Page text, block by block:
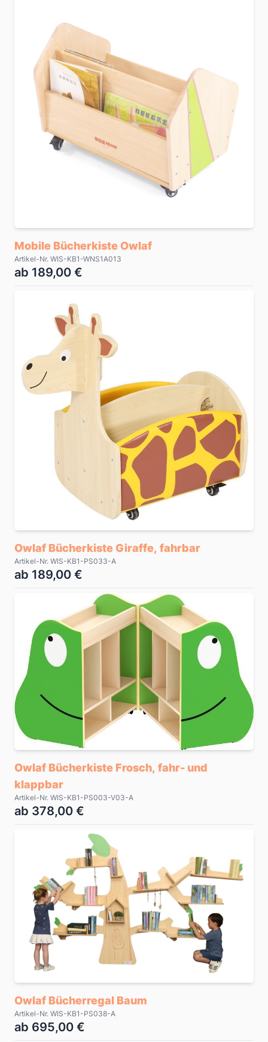
Mobile Bücherkiste Owlaf
Artikel-Nr. WIS-KB1-WNS1A013
ab 189,00 €
Owlaf Bücherkiste Giraffe, fahrbar
Artikel-Nr. WIS-KB1-PS033-A
ab 189,00 €
Owlaf Bücherkiste Frosch, fahr- und
klappbar
Artikel-Nr. WIS-KB1-PS003-V03-A
ab 378,00 €
Owlaf Bücherregal Baum
Artikel-Nr. WIS-KB1-PS038-A
ab 695,00 €